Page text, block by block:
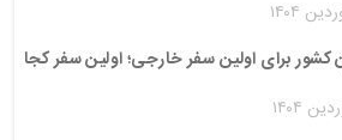
کشور برای اولین سفر خارجی؛ اولین سفر کجا